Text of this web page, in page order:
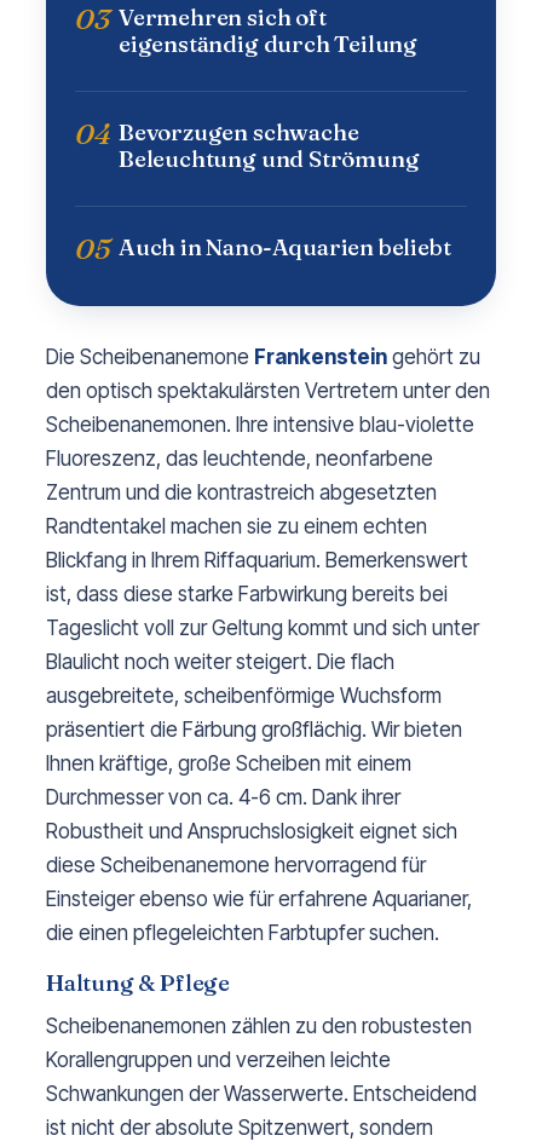
03 Vermehren sich oft
eigenständig durch Teilung
04 Bevorzugen schwache
Beleuchtung und Strömung
05 Auch in Nano-Aquarien beliebt
Die Scheibenanemone Frankenstein gehört zu
den optisch spektakulärsten Vertretern unter den
Scheibenanemonen. Ihre intensive blau-violette
Fluoreszenz, das leuchtende, neonfarbene
Zentrum und die kontrastreich abgesetzten
Randtentakel machen sie zu einem echten
Blickfang in Ihrem Riffaquarium. Bemerkenswert
ist, dass diese starke Farbwirkung bereits bei
Tageslicht voll zur Geltung kommt und sich unter
Blaulicht noch weiter steigert. Die flach
ausgebreitete, scheibenförmige Wuchsform
präsentiert die Färbung großflächig. Wir bieten
Ihnen kräftige, große Scheiben mit einem
Durchmesser von ca. 4-6 cm. Dank ihrer
Robustheit und Anspruchslosigkeit eignet sich
diese Scheibenanemone hervorragend für
Einsteiger ebenso wie für erfahrene Aquarianer,
die einen pflegeleichten Farbtupfer suchen.
Haltung & Pflege
Scheibenanemonen zählen zu den robustesten
Korallengruppen und verzeihen leichte
Schwankungen der Wasserwerte. Entscheidend
ist nicht der absolute Spitzenwert, sondern